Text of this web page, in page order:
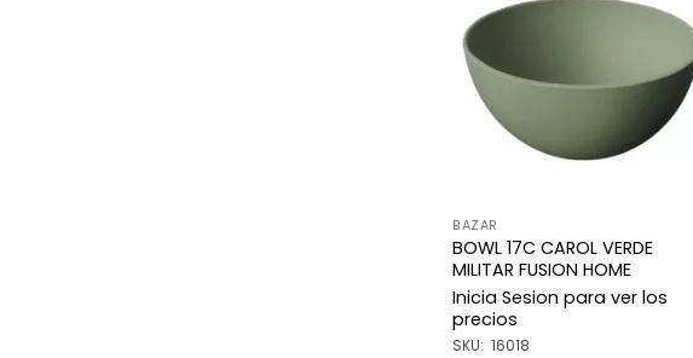
Añadir
deseos
BAZAR
BOWL 17C CAROL VERDE
MILITAR FUSION HOME
Inicia Sesion para ver los
precios
SKU: 16018